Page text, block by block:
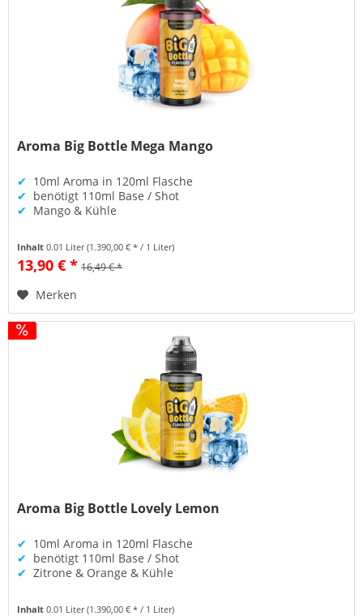
Aroma Big Bottle Mega Mango
✔ 10ml Aroma in 120ml Flasche
✔ benötigt 110ml Base / Shot
✔ Mango & Kühle
Inhalt0.01 Liter(1.390,00 € * / 1 Liter)
13,90 € * 16,49 € *
Merken
Aroma Big Bottle Lovely Lemon
✔ 10ml Aroma in 120ml Flasche
✔ benötigt 110ml Base / Shot
✔ Zitrone & Orange & Kühle
Inhalt0.01 Liter(1.390,00 € * / 1 Liter)